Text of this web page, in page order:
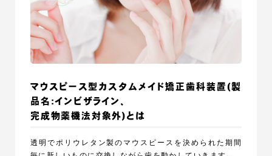
マウスピース型カスタムメイド矯正歯科装置(製
品名:インビザライン、
完成物薬機法対象外)とは
透明でポリウレタン製のマウスピースを決められた期間